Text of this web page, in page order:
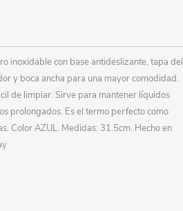
inoxidable con base antideslizante, tapa del
y boca ancha para una mayor comodidad.
de limpiar. Sirve para mantener líquidos
prolongados. Es el termo perfecto como
Color AZUL. Medidas: 31.5cm. Hecho en